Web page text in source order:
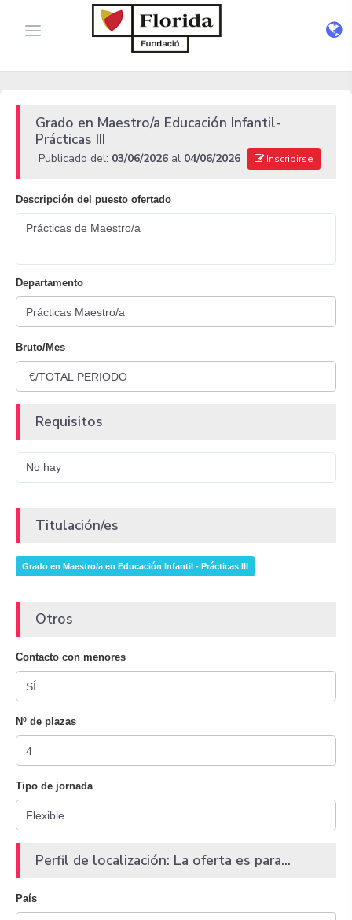
Grado en Maestro/a Educación Infantil-
Prácticas III
Publicado del: 03/06/2026 al 04/06/2026 Inscribirse
Descripción del puesto ofertado
Prácticas de Maestro/a
Departamento
Bruto/Mes
Requisitos
No hay
Titulación/es
Grado en Maestro/a en Educación Infantil - Prácticas III
Otros
Contacto con menores
Nº de plazas
Tipo de jornada
Perfil de localización: La oferta es para...
País